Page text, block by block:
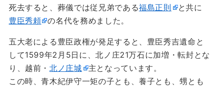
死去すると、葬儀では従兄弟である福島正則
と共に
豊臣秀頼
の名代を務めました。
五大老による豊臣政権が発足すると、豊臣秀吉遺命と
して1599年2月5日に、北ノ庄21万石に加増・転封とな
り、越前・北ノ庄城
主となっています。
この時、青木紀伊守一矩の子とも、養子とも、甥とも